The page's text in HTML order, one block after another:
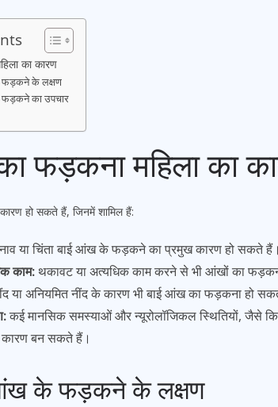
का कारण
फड़कने के लक्षण
का उपचार
फड़कना महिला का
हो सकते हैं, जिनमें शामिल हैं:
या चिंता बाई आंख के फड़कने का प्रमुख कारण हो सकते हैं।
काम: थकावट या अत्यधिक काम करने से भी आंखों का
या अनियमित नींद के कारण भी बाई आंख का फड़कना हो
कई मानसिक समस्याओं और न्यूरोलॉजिकल स्थितियों, जैसे कि
बन सकते हैं।
आंख के फड़कने के लक्षण